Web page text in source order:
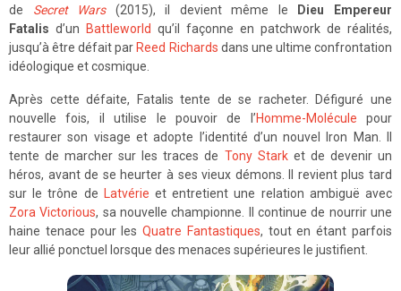
de Secret Wars(2015), il devient même le
Dieu Empereur
Fatalis d’un Battleworld qu’il façonne en patchwork de réalités,
jusqu’à être défait par Reed Richards dans une ultime confrontation
idéologique et cosmique.
Après cette défaite, Fatalis tente de se racheter. Défiguré une
nouvelle fois, il utilise le pouvoir de l’Homme-Molécule pour
restaurer son visage et adopte l’identité d’un nouvel Iron Man. Il
tente de marcher sur les traces de Tony Starket de devenir un
héros, avant de se heurter à ses vieux démons. Il revient plus tard
sur le trône de Latvérie et entretient une relation ambiguë avec
Zora Victorious, sa nouvelle championne. Il continue de nourrir une
haine tenace pour lesQuatre Fantastiques, tout en étant parfois
leur allié ponctuel lorsque des menaces supérieures le justifient.